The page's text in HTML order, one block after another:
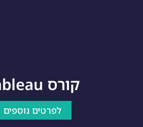
קורס Tableau
לפרטים נוספים